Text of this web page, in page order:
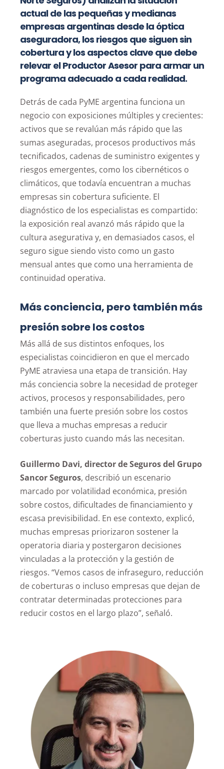
actual de las pequeñas y medianas
empresas argentinas desde la óptica
aseguradora, los riesgos que siguen sin
cobertura y los aspectos clave que debe
relevar el Productor Asesor para armar un
programa adecuado a cada realidad.
Detrás de cada PyME argentina funciona un
negocio con exposiciones múltiples y crecientes:
activos que se revalúan más rápido que las
sumas aseguradas, procesos productivos más
tecnificados, cadenas de suministro exigentes y
riesgos emergentes, como los cibernéticos o
climáticos, que todavía encuentran a muchas
empresas sin cobertura suficiente. El
diagnóstico de los especialistas es compartido:
la exposición real avanzó más rápido que la
cultura asegurativa y, en demasiados casos, el
seguro sigue siendo visto como un gasto
mensual antes que como una herramienta de
continuidad operativa.
Más conciencia, pero también más
presión sobre los costos
Más allá de sus distintos enfoques, los
especialistas coincidieron en que el mercado
PyME atraviesa una etapa de transición. Hay
más conciencia sobre la necesidad de proteger
activos, procesos y responsabilidades, pero
también una fuerte presión sobre los costos
que lleva a muchas empresas a reducir
coberturas justo cuando más las necesitan.
Guillermo Davi, director de Seguros del Grupo
Sancor Seguros, describió un escenario
marcado por volatilidad económica, presión
sobre costos, dificultades de financiamiento y
escasa previsibilidad. En ese contexto, explicó,
muchas empresas priorizaron sostener la
operatoria diaria y postergaron decisiones
vinculadas a la protección y la gestión de
riesgos. “Vemos casos de infraseguro, reducción
de coberturas o incluso empresas que dejan de
contratar determinadas protecciones para
reducir costos en el largo plazo”, señaló.